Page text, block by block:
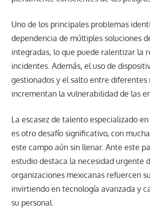
Uno de los principales problemas
dependencia de múltiples soluciones
integradas, lo que puede ralentizar la
incidentes. Además, el uso de
gestionados y el salto entre diferentes
incrementan la vulnerabilidad de las
La escasez de talento especializado
es otro desafío significativo, con
este campo aún sin llenar. Ante este
estudio destaca la necesidad urgente
organizaciones mexicanas refuercen
invirtiendo en tecnología avanzada y
su personal.